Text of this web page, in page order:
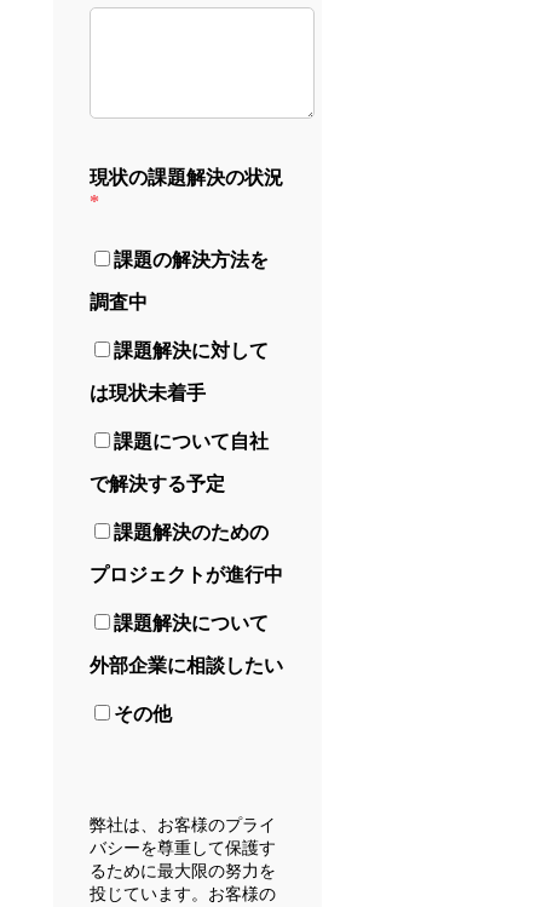
現状の課題解決の状況
*
課題の解決方法を
調査中
課題解決に対して
は現状未着手
課題について自社
で解決する予定
課題解決のための
プロジェクトが進行中
課題解決について
外部企業に相談したい
その他
弊社は、お客様のプライ
バシーを尊重して保護す
るために最大限の努力を
投じています。お客様の